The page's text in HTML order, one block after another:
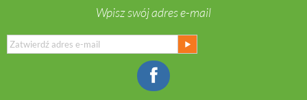
Wpisz swój adres e-mail